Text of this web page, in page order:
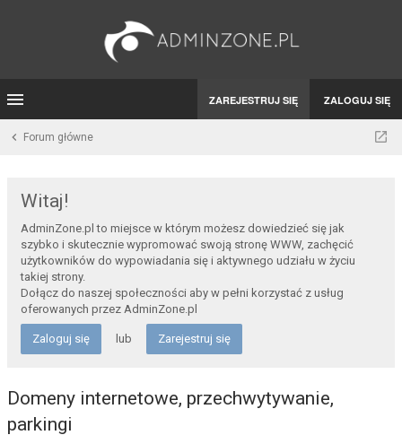
ZAREJESTRUJ SIĘ ZALOGUJ SIĘ
Forum główne
Witaj!
AdminZone.pl to miejsce w którym możesz dowiedzieć się jak
szybko i skutecznie wypromować swoją stronę WWW, zachęcić
użytkowników do wypowiadania się i aktywnego udziału w życiu
takiej strony.
Dołącz do naszej społeczności aby w pełni korzystać z usług
oferowanych przez AdminZone.pl
Zaloguj się lub Zarejestruj się
Domeny internetowe, przechwytywanie,
parkingi